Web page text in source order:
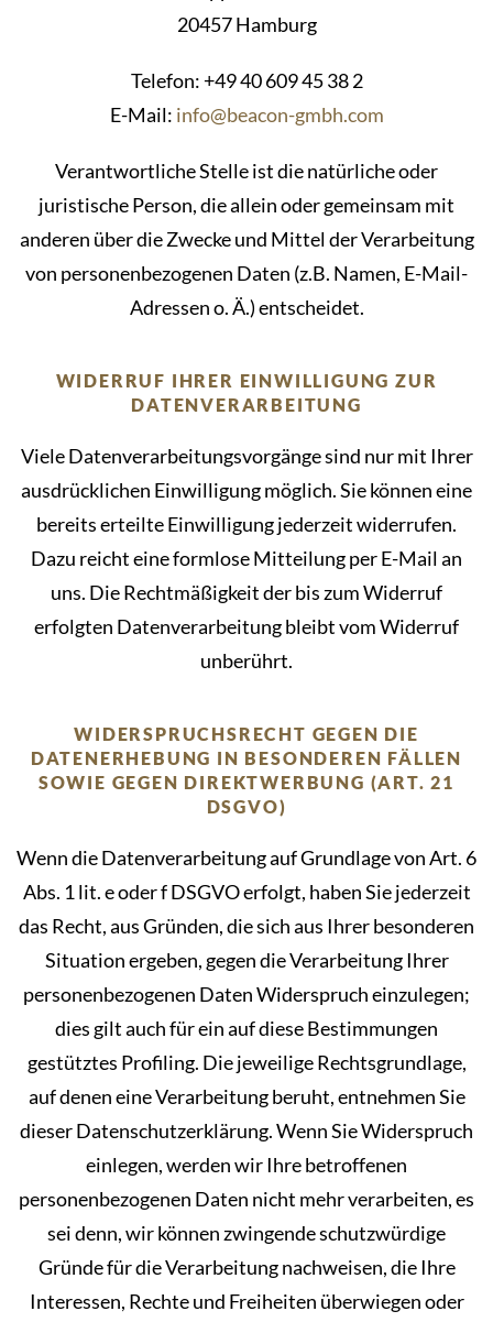
20457 Hamburg
Telefon: +49 40 609 45 38 2
E-Mail: info@beacon-gmbh.com
Verantwortliche Stelle ist die natürliche oder
juristische Person, die allein oder gemeinsam mit
anderen über die Zwecke und Mittel der Verarbeitung
von personenbezogenen Daten (z.B. Namen, E-Mail-
Adressen o. Ä.) entscheidet.
WIDERRUF IHRER EINWILLIGUNG ZUR
DATENVERARBEITUNG
Viele Datenverarbeitungsvorgänge sind nur mit Ihrer
ausdrücklichen Einwilligung möglich. Sie können eine
bereits erteilte Einwilligung jederzeit widerrufen.
Dazu reicht eine formlose Mitteilung per E-Mail an
uns. Die Rechtmäßigkeit der bis zum Widerruf
erfolgten Datenverarbeitung bleibt vom Widerruf
unberührt.
WIDERSPRUCHSRECHT GEGEN DIE
DATENERHEBUNG IN BESONDEREN FÄLLEN
SOWIE GEGEN DIREKTWERBUNG (ART. 21
DSGVO)
Wenn die Datenverarbeitung auf Grundlage von Art. 6
Abs. 1 lit. e oder f DSGVO erfolgt, haben Sie jederzeit
das Recht, aus Gründen, die sich aus Ihrer besonderen
Situation ergeben, gegen die Verarbeitung Ihrer
personenbezogenen Daten Widerspruch einzulegen;
dies gilt auch für ein auf diese Bestimmungen
gestütztes Profiling. Die jeweilige Rechtsgrundlage,
auf denen eine Verarbeitung beruht, entnehmen Sie
dieser Datenschutzerklärung. Wenn Sie Widerspruch
einlegen, werden wir Ihre betroffenen
personenbezogenen Daten nicht mehr verarbeiten, es
sei denn, wir können zwingende schutzwürdige
Gründe für die Verarbeitung nachweisen, die Ihre
Interessen, Rechte und Freiheiten überwiegen oder